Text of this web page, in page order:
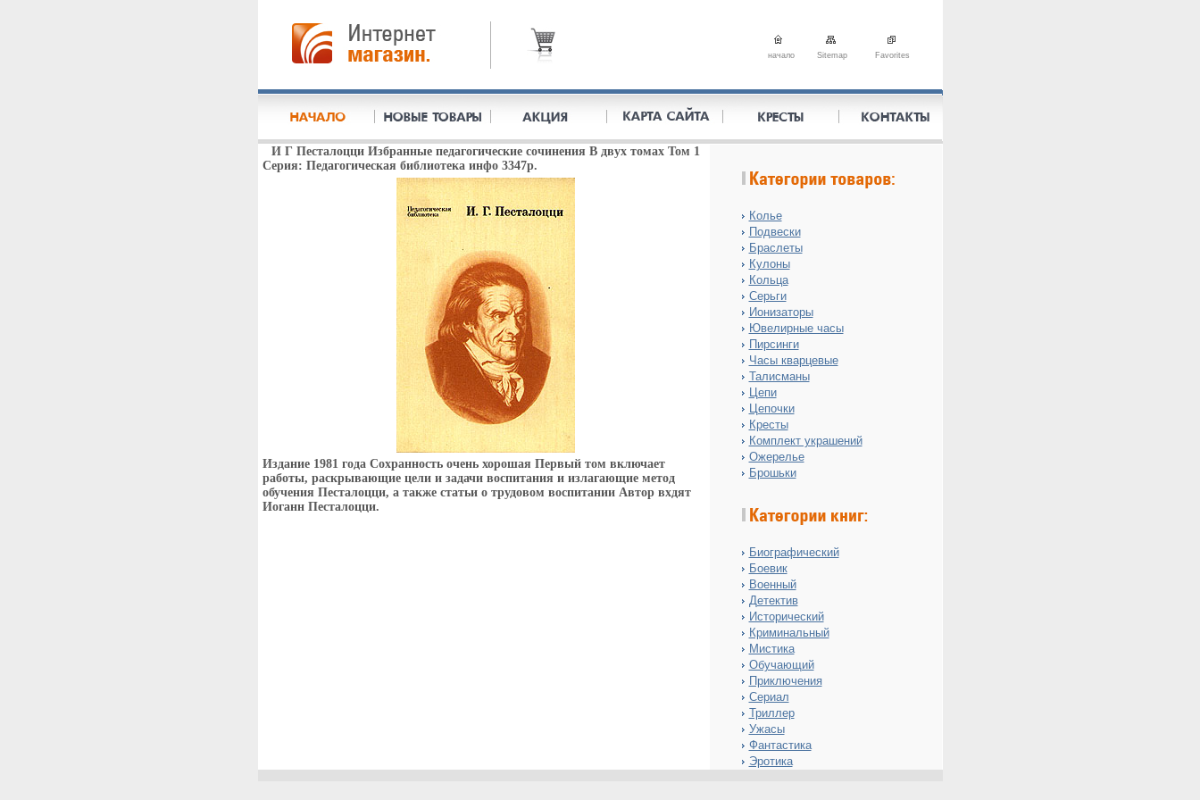
начало Sitemap Favorites
И Г Песталоцци Избранные педагогические сочинения В двух томах Том 1
Серия: Педагогическая библиотека инфо 3347p.
Издание 1981 года Сохранность очень хорошая Первый том включает
работы, раскрывающие цели и задачи воспитания и излагающие метод
обучения Песталоцци, а также статьи о трудовом воспитании Автор вхдят
Иоганн Песталоцци.
Колье
Подвески
Браслеты
Кулоны
Кольца
Серьги
Ионизаторы
Ювелирные часы
Пирсинги
Часы кварцевые
Талисманы
Цепи
Цепочки
Кресты
Комплект украшений
Ожерелье
Брошьки
Биографический
Боевик
Военный
Детектив
Исторический
Криминальный
Мистика
Обучающий
Приключения
Сериал
Триллер
Ужасы
Фантастика
Эротика